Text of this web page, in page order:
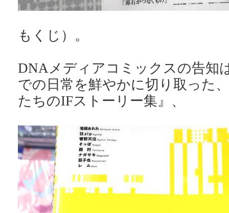
もくじ）。
DNAメディアコミックスの告知
での日常を鮮やかに切り取った
たちのIFストーリー集』、